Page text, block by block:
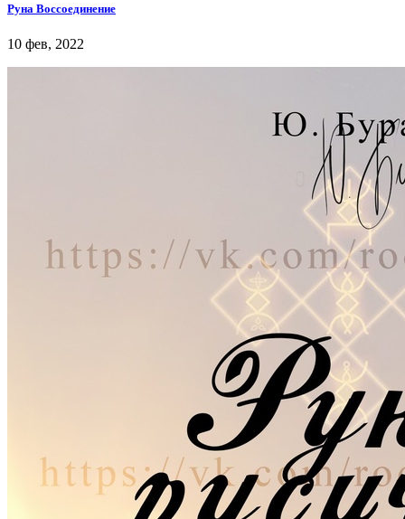
Руна Воссоединение
10 фев, 2022